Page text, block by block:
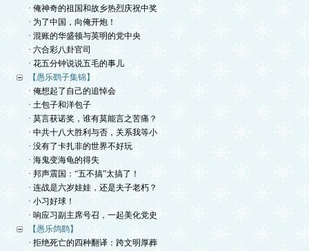
· 俺神奇的祖国和故乡热烈庆祝中奖
· 为了中国，向俺开炮！
· 混账的华盛顿与英明的党中央
· 六合彩八卦官司
· 花五分钟说说五毛的事儿
【愚乐鹞子集锦】
· 俺想起了自己的追悼会
· 土包子和洋包子
· 莫言获诺奖，谁有莫能言之苦痛？
· 中共十八大胜利与否，关系我等小
· 没有了卡扎非的世界不好玩
· 海鬼变海龟的得失
· 邦声震国：“五不搞”太搞了！
· 连战是六岁娃娃，还是夫子老朽？
· 小习好球！
· 响应习副主席号召，一起美化党史
【愚乐鸽鹞】
· 拒绝死亡的四种翻译：跨文明厚葬